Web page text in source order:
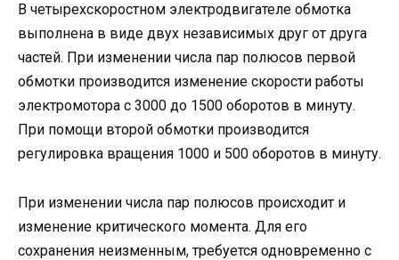
В четырехскоростном электродвигателе обмотка
выполнена в виде двух независимых друг от друга
частей. При изменении числа пар полюсов первой
обмотки производится изменение скорости работы
электромотора с 3000 до 1500 оборотов в минуту.
При помощи второй обмотки производится
регулировка вращения 1000 и 500 оборотов в минуту.
При изменении числа пар полюсов происходит и
изменение критического момента. Для его
сохранения неизменным, требуется одновременно с